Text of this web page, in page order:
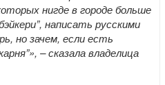
нигде в городе больше
написать русскими
но зачем, если есть
– сказала владелица